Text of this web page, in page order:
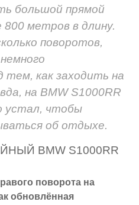
большой прямой
метров в длину.
поворотов,
тем, как заходить на
на BMW S1000RR
устал, чтобы
об отдыхе.
BMW S1000RR
поворота на
обновлённая